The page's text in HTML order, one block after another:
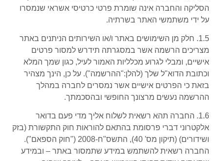
הסליקה והחברה אינה שומרת פרטי כרטיסי אשראי שנמסרו
על ידי משתמשי האתר בשרתיה.
1.5. חלק מן השימושים באתר ו/או השירותים הניתנים באתר
מצריכים הרשמה אשר במסגרתה תידרש למסור פרטים
אישיים, ומבלי לגרוע מכלליות האמור לעיל, כגון שמך המלא
וכתובת הדוא"ל שלך (להלן:"ההרשמה"). על כן, הינך מצהיר
בזאת כי הפרטים אישיים אשר נמסרים לחברה במהלך
ההרשמה נעשים מרצונך החופשי ובהסכמתך.
1.6. החברה תהא רשאית לשלוח אליך מדי פעם בדואר
אלקטרוני דברי פרסומת בהתאם להוראות חוק התקשורת (בזק
ושידורים) (תיקון מס' 40), התשס"ח-2008 ("חוק הספאם").
החברה רשאית להשתמש במידע שתמסור באתר – ובמידע